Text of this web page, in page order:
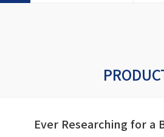
Ever Researching for a